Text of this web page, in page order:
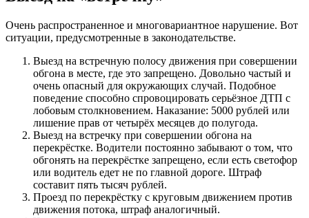
Очень распространенное и многовариантное нарушение. Вот
ситуации, предусмотренные в законодательстве.
Выезд на встречную полосу движения при совершении
обгона в месте, где это запрещено. Довольно частый и
очень опасный для окружающих случай. Подобное
поведение способно спровоцировать серьёзное ДТП с
лобовым столкновением. Наказание: 5000 рублей или
лишение прав от четырёх месяцев до полугода.
Выезд на встречку при совершении обгона на
перекрёстке. Водители постоянно забывают о том, что
обгонять на перекрёстке запрещено, если есть светофор
или водитель едет не по главной дороге. Штраф
составит пять тысяч рублей.
Проезд по перекрёстку с круговым движением против
движения потока, штраф аналогичный.